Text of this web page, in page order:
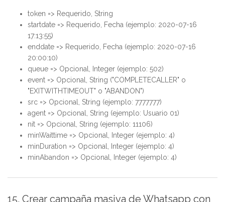
token => Requerido, String
startdate => Requerido, Fecha (ejemplo: 2020-07-16
17:13:55)
enddate => Requerido, Fecha (ejemplo: 2020-07-16
20:00:10)
queue => Opcional, Integer (ejemplo: 502)
event => Opcional, String ("COMPLETECALLER" o
"EXITWITHTIMEOUT" o "ABANDON")
src => Opcional, String (ejemplo: 7777777)
agent => Opcional, String (ejemplo: Usuario 01)
nit => Opcional, String (ejemplo: 11106)
minWaittime => Opcional, Integer (ejemplo: 4)
minDuration => Opcional, Integer (ejemplo: 4)
minAbandon => Opcional, Integer (ejemplo: 4)
15. Crear campaña masiva de Whatsapp con